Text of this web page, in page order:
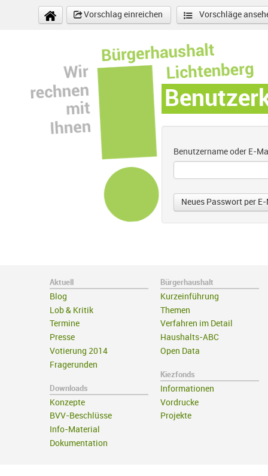
Direkt zum Inhalt
Vorschlag einreichen
Vorschläge
Benutzername oder E-
Aktuell
Blog
Lob & Kritik
Termine
Presse
Votierung 2014
Fragerunden
Downloads
Konzepte
BVV-Beschlüsse
Info-Material
Dokumentation
Bürgerhaushalt
Kurzeinführung
Themen
Verfahren im Detail
Haushalts-ABC
Open Data
Kiezfonds
Informationen
Vordrucke
Projekte